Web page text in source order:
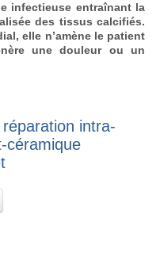
infectieuse entraînant la
des tissus calcifiés.
elle n’amène le patient
une douleur ou un
intra-
céramique